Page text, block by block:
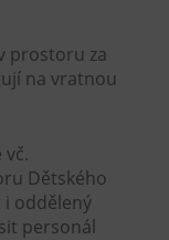
prostoru za
na vratnou
Dětského
i oddělený
personál